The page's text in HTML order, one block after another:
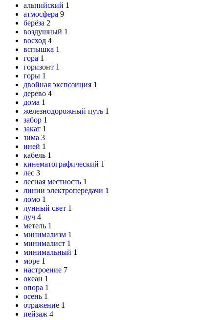
альпийский 1
атмосфера 9
берёза 2
воздушный 1
восход 4
вспышка 1
гора 1
горизонт 1
горы 1
двойная экспозиция 1
дерево 4
дома 1
железнодорожный путь 1
забор 1
закат 1
зима 3
иней 1
кабель 1
кинематографический 1
лес 3
лесная местность 1
линии электропередачи 1
ломо 1
лунный свет 1
луч 4
метель 1
минимализм 1
минималист 1
минимальный 1
море 1
настроение 7
океан 1
опора 1
осень 1
отражение 1
пейзаж 4